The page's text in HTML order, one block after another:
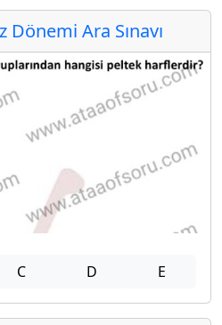
Ara Sınavı
C D E